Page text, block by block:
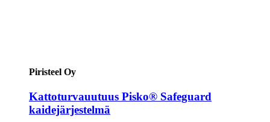
Piristeel Oy
Kattoturvauutuus Pisko® Safeguard
kaidejärjestelmä